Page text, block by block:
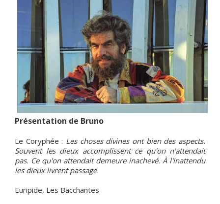
Présentation de Bruno
Le Coryphée : Les choses divines ont bien des aspects.
Souvent les dieux accomplissent ce qu'on n'attendait
pas. Ce qu'on attendait demeure inachevé. À l'inattendu
les dieux livrent passage.
Euripide, Les Bacchantes